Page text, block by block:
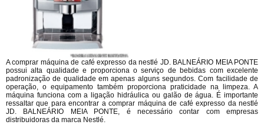
A comprar máquina de café expresso da nestlé JD. BALNEÁRIO MEIA PONTE
possui alta qualidade e proporciona o serviço de bebidas com excelente
padronização de qualidade em apenas alguns segundos. Com facilidade de
operação, o equipamento também proporciona praticidade na limpeza. A
máquina funciona com a ligação hidráulica ou galão de água. É importante
ressaltar que para encontrar a comprar máquina de café expresso da nestlé
JD. BALNEÁRIO MEIA PONTE, é necessário contar com empresas
distribuidoras da marca Nestlé.